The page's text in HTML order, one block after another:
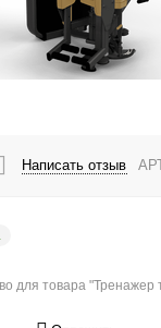
Написать отзыв
для товара "Тренажер